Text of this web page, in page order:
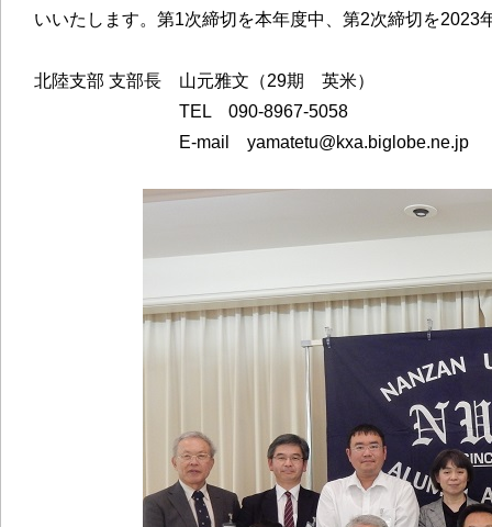
いいたします。第1次締切を本年度中、第2次締切を
北陸支部 支部長 山元雅文（29期 英米）
TEL 090-8967-5058
E-mail yamatetu@kxa.biglobe.ne.jp